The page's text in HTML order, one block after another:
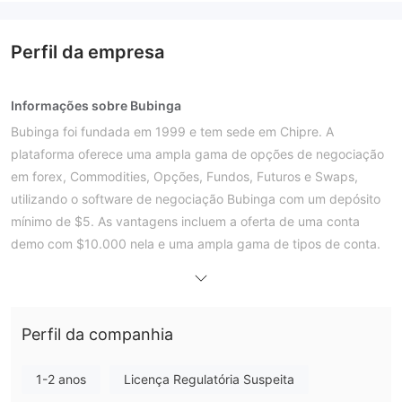
Perfil da empresa
Informações sobre Bubinga
Bubinga foi fundada em 1999 e tem sede em Chipre. A
plataforma oferece uma ampla gama de opções de negociação
em forex, Commodities, Opções, Fundos, Futuros e Swaps,
utilizando o software de negociação Bubinga com um depósito
mínimo de $5. As vantagens incluem a oferta de uma conta
demo com $10.000 nela e uma ampla gama de tipos de conta.
Prós e Contras
Bubinga é Legítimo?
afirme ser regulamentada. Os traders devem ter cuidado ao
Perfil da companhia
1-2 anos Licença Regulatória Suspeita